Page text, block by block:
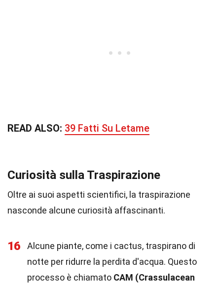
READ ALSO: 39 Fatti Su Letame
Curiosità sulla Traspirazione
Oltre ai suoi aspetti scientifici, la traspirazione
nasconde alcune curiosità affascinanti.
16
Alcune piante, come i cactus, traspirano di
notte per ridurre la perdita d'acqua. Questo
processo è chiamato CAM (Crassulacean